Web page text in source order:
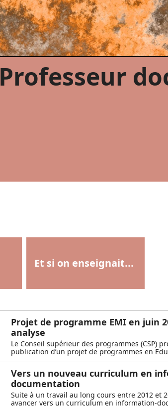
Professeur
Et si on enseignait...
Projet de programme EMI en juin
analyse
Le Conseil supérieur des programmes (CSP)
publication d’un projet de programmes en
Vers un nouveau curriculum en
documentation
Suite à un travail au long cours entre 2012 et
avancer vers un curriculum en information-